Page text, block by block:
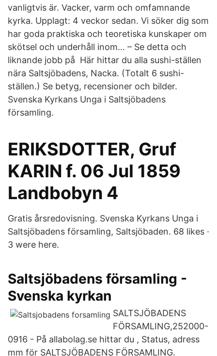
vanligtvis är. Vacker, varm och omfamnande
kyrka. Upplagt: 4 veckor sedan. Vi söker dig som
har goda praktiska och teoretiska kunskaper om
skötsel och underhåll inom… – Se detta och
liknande jobb på Här hittar du alla sushi-ställen
nära Saltsjöbadens, Nacka. (Totalt 6 sushi-
ställen.) Se betyg, recensioner och bilder.
Svenska Kyrkans Unga i Saltsjöbadens
församling.
ERIKSDOTTER, Gruf
KARIN f. 06 Jul 1859
Landbobyn 4
Gratis årsredovisning. Svenska Kyrkans Unga i
Saltsjöbadens församling, Saltsjöbaden. 68 likes ·
3 were here.
Saltsjöbadens församling -
Svenska kyrkan
SALTSJÖBADENS
FÖRSAMLING,252000-
0916 - På allabolag.se hittar du , Status, adress
mm för SALTSJÖBADENS FÖRSAMLING.